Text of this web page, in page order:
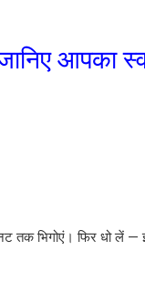
आपका
तक भिगोएं। फिर धो लें —